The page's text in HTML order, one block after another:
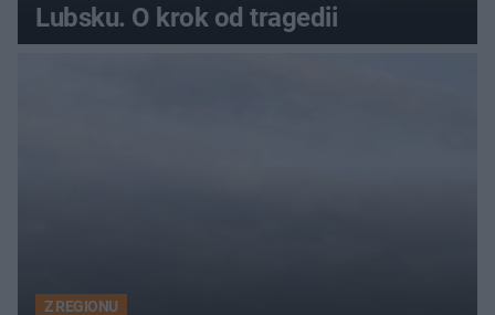
Lubsku. O krok od tragedii
Z REGIONU